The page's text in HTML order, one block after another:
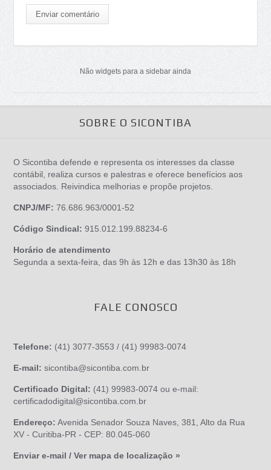
Enviar comentário
Não widgets para a sidebar ainda
SOBRE O SICONTIBA
O Sicontiba defende e representa os interesses da classe
contábil, realiza cursos e palestras e oferece benefícios aos
associados. Reivindica melhorias e propõe projetos.
CNPJ/MF: 76.686.963/0001-52
Código Sindical: 915.012.199.88234-6
Horário de atendimento
Segunda a sexta-feira, das 9h às 12h e das 13h30 às 18h
FALE CONOSCO
Telefone: (41) 3077-3553 / (41) 99983-0074
E-mail:sicontiba@sicontiba.com.br
Certificado Digital: (41) 99983-0074 ou e-mail:
certificadodigital@sicontiba.com.br
Endereço: Avenida Senador Souza Naves, 381, Alto da Rua
XV - Curitiba-PR - CEP: 80.045-060
Enviar e-mail / Ver mapa de localização »